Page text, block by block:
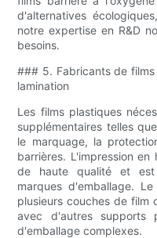
d'alternatives
notre expertise en R&D
besoins.
### 5. Fabricants de
lamination
Les films plastiques
supplémentaires telles
le marquage, la
barrières. L'impression
de haute qualité et est
marques d'emballage.
plusieurs couches de film
avec d'autres supports
d'emballage complexes.